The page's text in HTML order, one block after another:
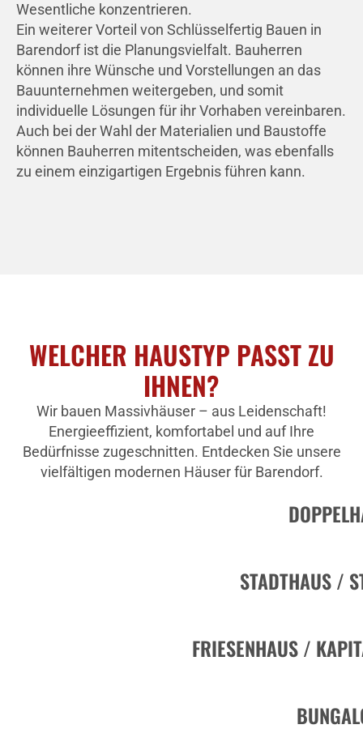
Wesentliche konzentrieren.
Ein weiterer Vorteil von Schlüsselfertig Bauen in
Barendorf ist die Planungsvielfalt. Bauherren
können ihre Wünsche und Vorstellungen an das
Bauunternehmen weitergeben, und somit
individuelle Lösungen für ihr Vorhaben vereinbaren.
Auch bei der Wahl der Materialien und Baustoffe
können Bauherren mitentscheiden, was ebenfalls
zu einem einzigartigen Ergebnis führen kann.
WELCHER HAUSTYP PASST ZU
IHNEN?
Wir bauen Massivhäuser – aus Leidenschaft!
Energieeffizient, komfortabel und auf Ihre
Bedürfnisse zugeschnitten. Entdecken Sie unsere
vielfältigen modernen Häuser für Barendorf.
STADTHAUS /
FRIESENHAUS /